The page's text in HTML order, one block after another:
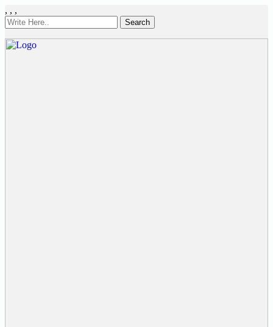
, , ,
Search